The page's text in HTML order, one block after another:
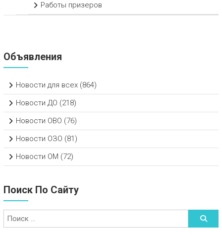
Работы призеров
Объявления
Новости для всех(864)
Новости ДО (218)
Новости ОВО (76)
Новости ОЗО (81)
Новости ОМ (72)
Поиск По Сайту